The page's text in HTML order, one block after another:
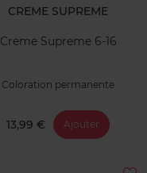
CREME SUPREME
Creme Supreme 6-16
Coloration permanente
13,99 € Ajouter